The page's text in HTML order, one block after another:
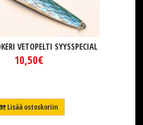
VETOPELTI SYYSSPECIAL
10,50€
Lisää ostoskoriin